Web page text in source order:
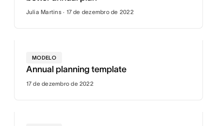
Julia Martins · 17 de dezembro de 2022
MODELO
Annual planning template
17 de dezembro de 2022